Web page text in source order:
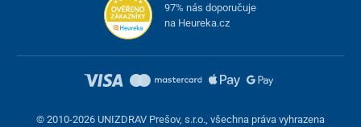
97% nás doporučuje
na Heureka.cz
© 2010-2026 UNIZDRAV Prešov, s.r.o., všechna práva vyhrazena